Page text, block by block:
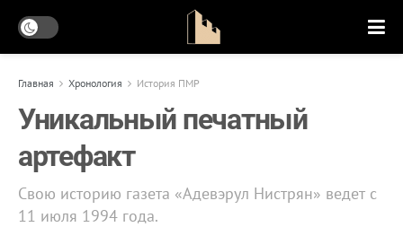
Главная Хронология История ПМР
Уникальный печатный
артефакт
Свою историю газета «Адевэрул Нистрян» ведет с
11 июля 1994 года.